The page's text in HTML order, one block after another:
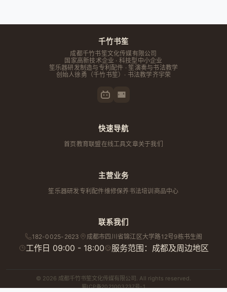
千竹书笙
成都千竹书笙文化传媒有限公司
国家高新技术企业 · 科技型中小企业
笙乐器研发制造与专利配件 · 笙演奏与书法教学
创始人徐勇 （千竹书笙）· 书法教学齐宇荣
快速导航
首页教育联盟在线工具文章关于我们
主营业务
笙乐器研发专利配件维修保养 书法培训 商品中心
联系我们
182-0025-2623 成都市四川省锦江区大学路12号9栋书生阁
工作日 09:00 - 18:00 服务范围：成都及周边地区
© 2026 成都千竹书笙文化传媒有限公司. All rights reserved.
蜀ICP备2021003237号-1